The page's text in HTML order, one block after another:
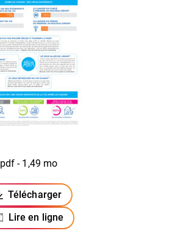
pdf - 1,49 mo
Télécharger
(ouverture dans un nouvel onglet)
Lire en ligne